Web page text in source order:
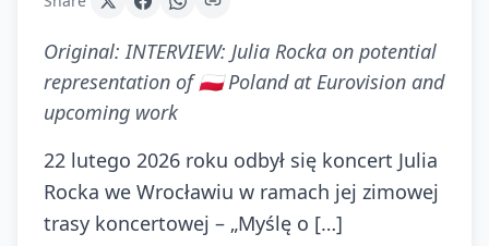
Original:INTERVIEW: Julia Rocka on potential
representation of 🇵🇱 Poland at Eurovision and
upcoming work
22 lutego 2026 roku odbył się koncert Julia
Rocka we Wrocławiu w ramach jej zimowej
trasy koncertowej – „Myślę o […]